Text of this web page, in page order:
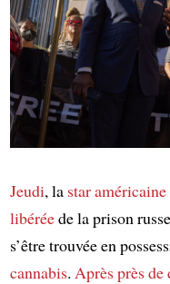
Jeudi, la star
libéréede la prison
s’être trouvée en
cannabis. Après près